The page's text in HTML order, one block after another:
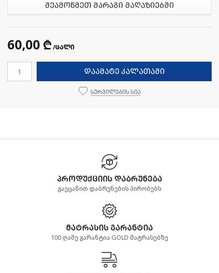
შეამოწმეთ მარაგი მაღაზიებში
60,00 ₾ /ცალი
დაამატე კალათაში
სურვილების სია
პროდუქციის დაბრუნება
გაეცანით დაბრუნების პირობებს
მატრასის გარანტია
100 ღამე გარანტია GOLD მატრასებზე